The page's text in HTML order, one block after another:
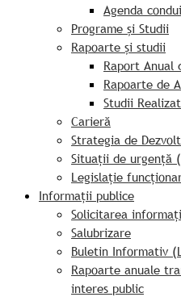
Agenda
Programe și Studii
Rapoarte și studii
Raport Anual
Rapoarte de
Studii
Carieră
Strategia de
Situații de urgență
Legislație
Informații publice
Solicitarea
Salubrizare
Buletin Informativ
Rapoarte anuale
interes public